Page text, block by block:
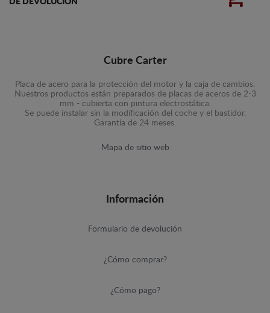
DE DEVOLUCIÓN
Cubre Carter
Placa de acero para la protección del motor y la caja de cambios.
Nuestros productos están preparados de placas de aceros de 2-3
mm - cubierta con pintura electrostática.
Se puede instalar sin la modificación del coche y el bastidor.
Garantía de 24 meses.
Mapa de sitio web
Información
Formulario de devolución
¿Cómo comprar?
¿Cómo pago?